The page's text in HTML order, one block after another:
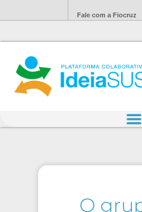
Fale com a Fiocruz
O